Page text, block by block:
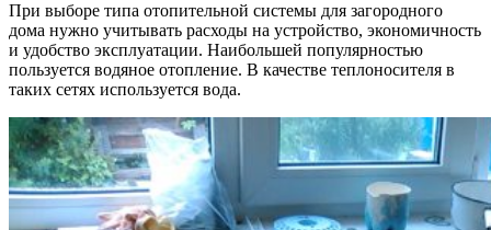
При выборе типа отопительной системы для загородного
дома нужно учитывать расходы на устройство, экономичность
и удобство эксплуатации. Наибольшей популярностью
пользуется водяное отопление. В качестве теплоносителя в
таких сетях используется вода.